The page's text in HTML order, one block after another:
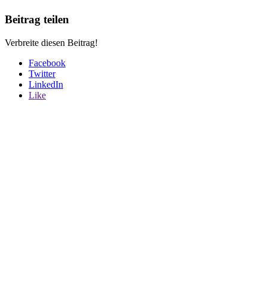
Beitrag teilen
Verbreite diesen Beitrag!
Facebook
Twitter
LinkedIn
Like